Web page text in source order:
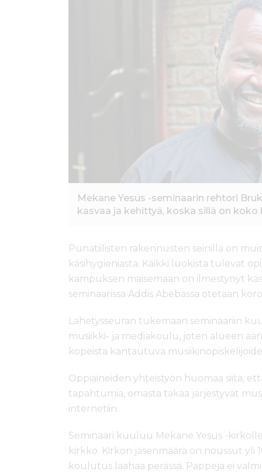
Mekane Yesus -seminaarin rehtori
kasvaa ja kehittyä, koska sillä on koko
Punatiilisten rakennusten seinillä on
käsihygieniasta. Kaikki luokista tulevat
kampuksen maisemaan on ilmestynyt
seminaarissa Addis Abebassa otetaan
Lähetysseuran tukemaan seminaariin
musiikki- ja mediakoulu, joten alueen
kopeista kantautuva
Oppiaineiden yhteistyön huomaa siitä,
tapahtumia, omasta takaa järjestyvät
internetiin.
Seminaari kuuluu Mekane Yesus -
kirkko. Kirkon jäsenmäärä on noussut
koulutus laahaa perässä. Pappeja ei